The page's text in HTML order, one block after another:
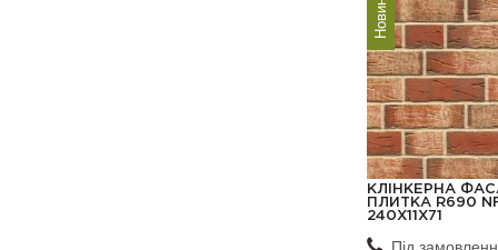
КЛІНКЕРНА
ПЛИТКА R690
240X11X71
Під